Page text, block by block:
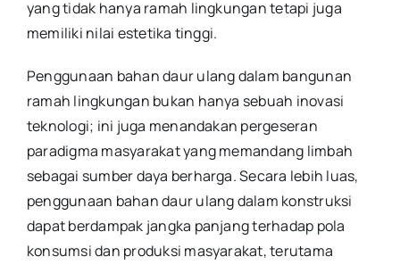
yang tidak hanya ramah lingkungan tetapi juga
memiliki nilai estetika tinggi.
Penggunaan bahan daur ulang dalam bangunan
ramah lingkungan bukan hanya sebuah inovasi
teknologi; ini juga menandakan pergeseran
paradigma masyarakat yang memandang limbah
sebagai sumber daya berharga. Secara lebih luas,
penggunaan bahan daur ulang dalam konstruksi
dapat berdampak jangka panjang terhadap pola
konsumsi dan produksi masyarakat, terutama